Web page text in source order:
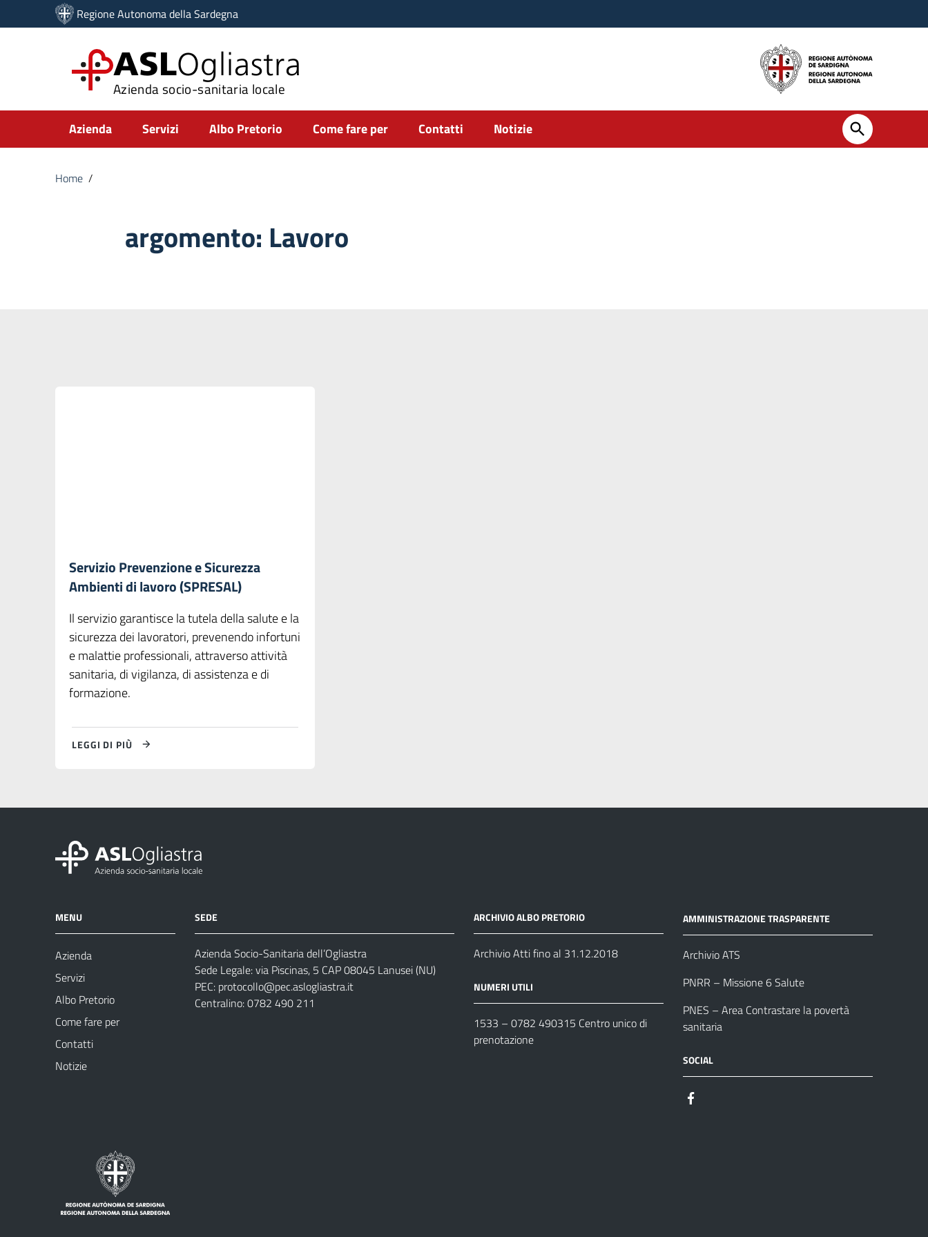
Vai ai contenuti
Vai al menu di navigazione
Regione Autonoma della Sardegna
ASLOgliastra
Azienda socio-sanitaria locale
Submenu
Azienda Servizi Albo Pretorio Come fare per Contatti Notizie
Home /
argomento: Lavoro
Servizio Prevenzione e Sicurezza
Ambienti di lavoro (SPRESAL)
Il servizio garantisce la tutela della salute e la
sicurezza dei lavoratori, prevenendo infortuni
e malattie professionali, attraverso attività
sanitaria, di vigilanza, di assistenza e di
formazione.
LEGGI DI PIÙ
MENU
Azienda
Servizi
Albo Pretorio
Come fare per
Contatti
Notizie
SEDE
Azienda Socio-Sanitaria dell’Ogliastra
Sede Legale: via Piscinas, 5 CAP 08045 Lanusei (NU)
PEC: protocollo@pec.aslogliastra.it
Centralino: 0782 490 211
ARCHIVIO ALBO PRETORIO
Archivio Atti fino al 31.12.2018
NUMERI UTILI
1533 – 0782 490315 Centro unico di
prenotazione
AMMINISTRAZIONE TRASPARENTE
Archivio ATS
PNRR – Missione 6 Salute
PNES – Area Contrastare la povertà
sanitaria
SOCIAL